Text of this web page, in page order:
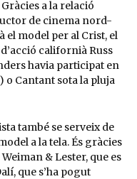
a la relació
de cinema nord-
el model per al Crist, el
californià Russ
havia participat en
o Cantant sota la pluja
també se serveix de
a la tela. És gràcies
& Lester, que es
que s’ha pogut